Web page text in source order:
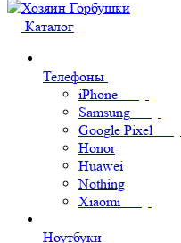
Каталог
Телефоны
iPhone
Samsung
Google Pixel
Honor
Huawei
Nothing
Xiaomi
Ноутбуки